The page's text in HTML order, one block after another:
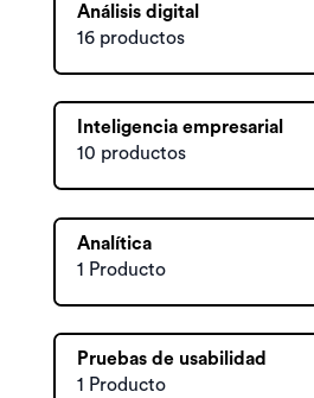
Análisis digital
16 productos
Inteligencia empresarial
10 productos
Analítica
1 Producto
Pruebas de usabilidad
1 Producto